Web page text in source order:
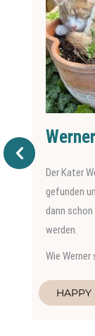
Werner
Der Kater
gefunden
dann schon
werden.
Wie
HAPPY